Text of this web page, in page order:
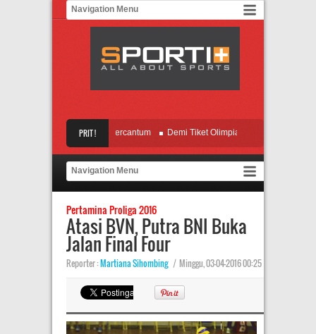
PRIT !
Nama Messi Tercantum Demi Tiket Olimpiade, Indonesia Full Team
Muenchen Siap Tampil All Out Gelar di Depan Mata, Leicester Kian Waspada
Pertamina Proliga 2016
Atasi BVN, Putra BNI Buka
Jalan Final Four
Reporter :Martiana Sihombing | Minggu, 03-04-2016 00:25